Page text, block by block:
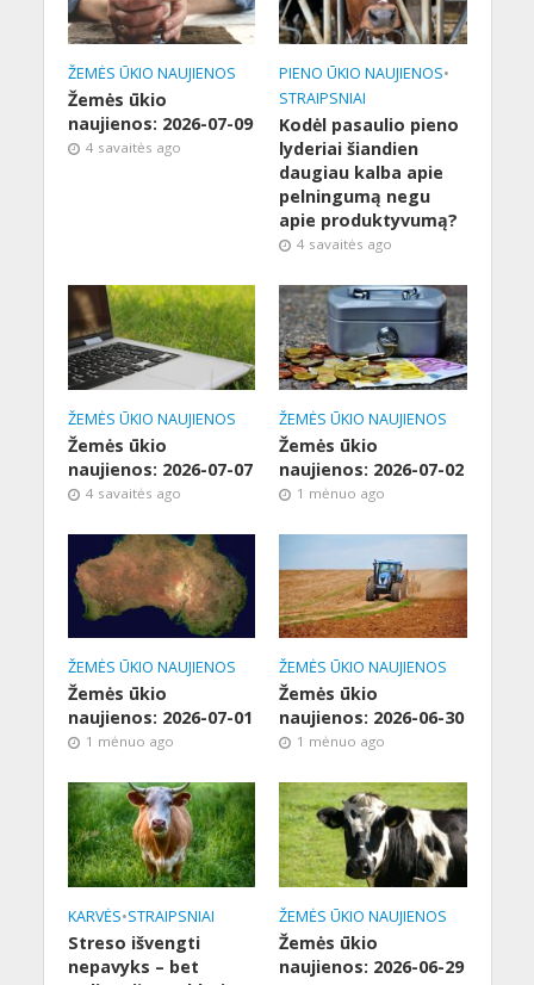
ŽEMĖS ŪKIO NAUJIENOS
Žemės ūkio
naujienos: 2026-07-09
4 savaitės ago
PIENO ŪKIO NAUJIENOS•
STRAIPSNIAI
Kodėl pasaulio pieno
lyderiai šiandien
daugiau kalba apie
pelningumą negu
apie produktyvumą?
4 savaitės ago
ŽEMĖS ŪKIO NAUJIENOS
Žemės ūkio
naujienos: 2026-07-07
4 savaitės ago
ŽEMĖS ŪKIO NAUJIENOS
Žemės ūkio
naujienos: 2026-07-02
1 mėnuo ago
ŽEMĖS ŪKIO NAUJIENOS
Žemės ūkio
naujienos: 2026-07-01
1 mėnuo ago
ŽEMĖS ŪKIO NAUJIENOS
Žemės ūkio
naujienos: 2026-06-30
1 mėnuo ago
KARVĖS•STRAIPSNIAI
Streso išvengti
nepavyks – bet
ŽEMĖS ŪKIO NAUJIENOS
Žemės ūkio
naujienos: 2026-06-29